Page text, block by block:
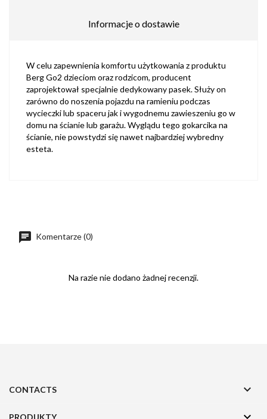
Informacje o dostawie
W celu zapewnienia komfortu użytkowania z produktu
Berg Go2 dzieciom oraz rodzicom, producent
zaprojektował specjalnie dedykowany pasek. Służy on
zarówno do noszenia pojazdu na ramieniu podczas
wycieczki lub spaceru jak i wygodnemu zawieszeniu go w
domu na ścianie lub garażu. Wyglądu tego gokarcika na
ścianie, nie powstydzi się nawet najbardziej wybredny
esteta.
Komentarze (0)
Na razie nie dodano żadnej recenzji.
CONTACTS 